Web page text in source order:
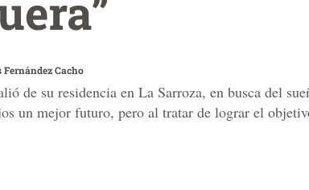
Fernández Cacho
de su residencia en La Sarroza, en busca del
un mejor futuro, pero al tratar de lograr el